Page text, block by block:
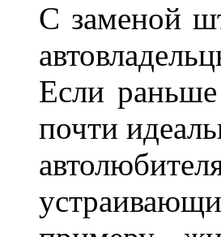
С заменой
Если
почти